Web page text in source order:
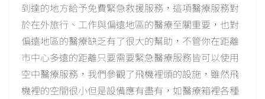
到達的地方給予免費緊急救援服務，這項醫療服務對
於在外旅行、工作與偏遠地區的醫療至關重要，也對
偏遠地區的醫療缺乏有了很大的幫助，不管你在距離
市中心多遠的距離只要需要緊急醫療服務皆可以使用
空中醫療服務，我們參觀了飛機裡頭的設施，雖然飛
機裡的空間很小但是設備應有盡有，如醫療箱裡各種